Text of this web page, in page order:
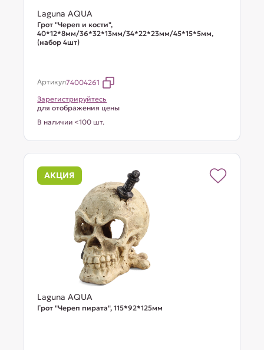
Laguna AQUA
Грот "Череп и кости",
40*12*8мм/36*32*13мм/34*22*23мм/45*15*5мм,
(набор 4шт)
Артикул74004261
Зарегистрируйтесь
для отображения цены
В наличии <100 шт.
АКЦИЯ
Laguna AQUA
Грот "Череп пирата", 115*92*125мм